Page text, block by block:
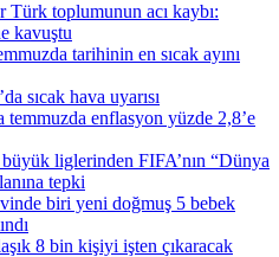
Türk toplumunun acı kaybı:
kavuştu
tarihinin en sıcak ayını
sıcak hava uyarısı
temmuzda enflasyon yüzde 2,8’e
büyük liglerinden FIFA’nın “Dünya
tepki
biri yeni doğmuş 5 bebek
8 bin kişiyi işten çıkaracak